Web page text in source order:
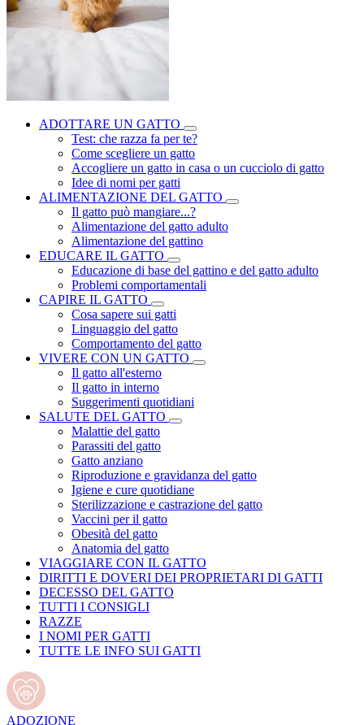
ADOTTARE UN GATTO
Test: che razza fa per te?
Come scegliere un gatto
Accogliere un gatto in casa o un cucciolo di gatto
Idee di nomi per gatti
ALIMENTAZIONE DEL GATTO
Il gatto può mangiare...?
Alimentazione del gatto adulto
Alimentazione del gattino
EDUCARE IL GATTO
Educazione di base del gattino e del gatto adulto
Problemi comportamentali
CAPIRE IL GATTO
Cosa sapere sui gatti
Linguaggio del gatto
Comportamento del gatto
VIVERE CON UN GATTO
Il gatto all'esterno
Il gatto in interno
Suggerimenti quotidiani
SALUTE DEL GATTO
Malattie del gatto
Parassiti del gatto
Gatto anziano
Riproduzione e gravidanza del gatto
Igiene e cure quotidiane
Sterilizzazione e castrazione del gatto
Vaccini per il gatto
Obesità del gatto
Anatomia del gatto
VIAGGIARE CON IL GATTO
DIRITTI E DOVERI DEI PROPRIETARI DI GATTI
DECESSO DEL GATTO
TUTTI I CONSIGLI
RAZZE
I NOMI PER GATTI
TUTTE LE INFO SUI GATTI
ADOZIONE